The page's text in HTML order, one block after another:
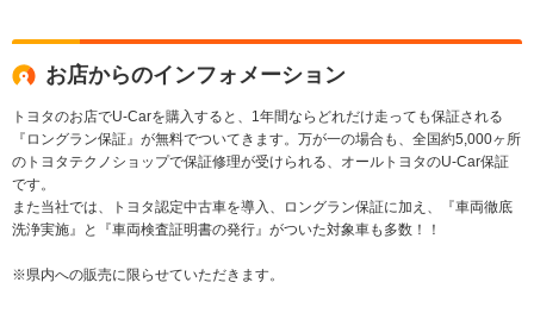
お店からのインフォメーション
トヨタのお店でU-Carを購入すると、1年間ならどれだけ走っても保証される
『ロングラン保証』が無料でついてきます。万が一の場合も、全国約5,000ヶ所
のトヨタテクノショップで保証修理が受けられる、オールトヨタのU-Car保証
です。
また当社では、トヨタ認定中古車を導入、ロングラン保証に加え、『車両徹底
洗浄実施』と『車両検査証明書の発行』がついた対象車も多数！！
※県内への販売に限らせていただきます。